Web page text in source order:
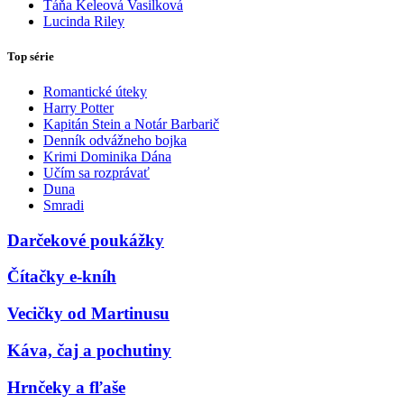
Táňa Keleová Vasilková
Lucinda Riley
Top série
Romantické úteky
Harry Potter
Kapitán Stein a Notár Barbarič
Denník odvážneho bojka
Krimi Dominika Dána
Učím sa rozprávať
Duna
Smradi
Darčekové poukážky
Čítačky e-kníh
Vecičky od Martinusu
Káva, čaj a pochutiny
Hrnčeky a fľaše